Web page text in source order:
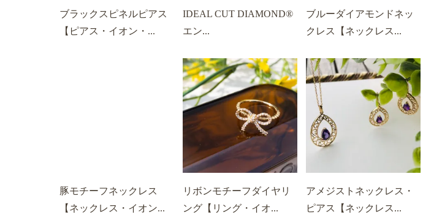
ブラックスピネルピアス
【ピアス・イオン・...
IDEAL CUT DIAMOND®
エン...
ブルーダイアモンドネッ
クレス【ネックレス...
豚モチーフネックレス
【ネックレス・イオン...
リボンモチーフダイヤリ
ング【リング・イオ...
アメジストネックレス・
ピアス【ネックレス...